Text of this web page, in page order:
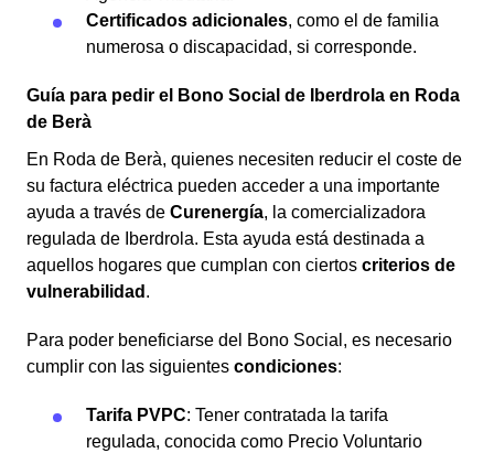
Certificados adicionales, como el de familia
numerosa o discapacidad, si corresponde.
Guía para pedir el Bono Social de Iberdrola en Roda
de Berà
En Roda de Berà, quienes necesiten reducir el coste de
su factura eléctrica pueden acceder a una importante
ayuda a través de Curenergía, la comercializadora
regulada de Iberdrola. Esta ayuda está destinada a
aquellos hogares que cumplan con ciertos criterios de
vulnerabilidad .
Para poder beneficiarse del Bono Social, es necesario
cumplir con las siguientes condiciones:
Tarifa PVPC: Tener contratada la tarifa
regulada, conocida como Precio Voluntario